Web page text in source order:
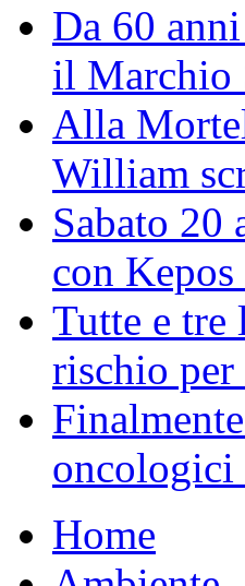
Da 60
il Marchio
Alla
William
Sabato 20
con Kepos
Tutte e tre
rischio per
oncologici
Home